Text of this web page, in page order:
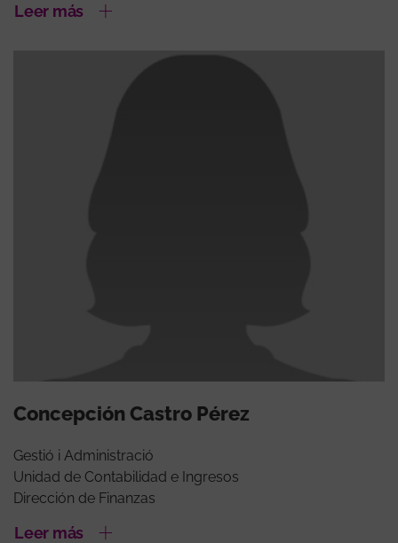
Leer más
Concepción Castro Pérez
Gestió i Administració
Unidad de Contabilidad e Ingresos
Dirección de Finanzas
Leer más